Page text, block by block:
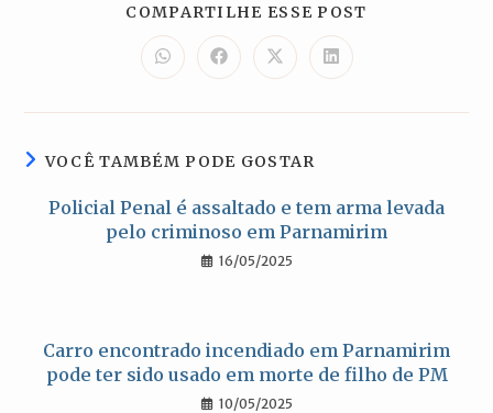
COMPARTILHE ESSE POST
Abre
em
nova
Abre
em
nova
Abre
em
nova
Abre
em
nova
VOCÊ TAMBÉM PODE GOSTAR
Policial Penal é assaltado e tem arma levada
pelo criminoso em Parnamirim
16/05/2025
Carro encontrado incendiado em Parnamirim
pode ter sido usado em morte de filho de PM
10/05/2025